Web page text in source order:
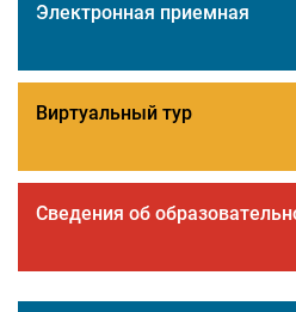
Электронная приемная
Виртуальный тур
Сведения об